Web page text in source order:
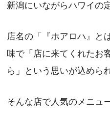
新潟にいながらハワイの
店名の「『ホアロハ』と
味で「店に来てくれたお
ら」という思いが込めら
そんな店で人気のメニュ